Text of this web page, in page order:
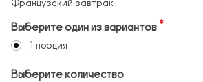
Французский завтрак
Выберите один из вариантов
1 порция
Выберите количество